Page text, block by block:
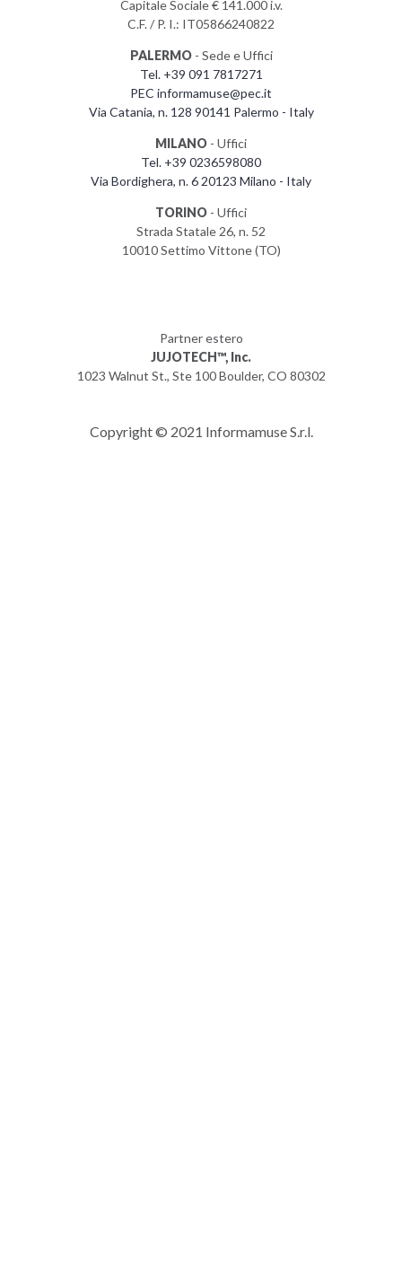
Capitale Sociale € 141.000 i.v.
C.F. / P. I.: IT05866240822
PALERMO- Sede e Uffici
Tel. +39 091 7817271
PEC informamuse@pec.it
Via Catania, n. 128 90141 Palermo - Italy
MILANO - Uffici
Tel. +39 0236598080
Via Bordighera, n. 6 20123 Milano - Italy
TORINO - Uffici
Strada Statale 26, n. 52
10010 Settimo Vittone (TO)
Partner estero
JUJOTECH™, Inc.
1023 Walnut St., Ste 100 Boulder, CO 80302
Copyright © 2021 Informamuse S.r.l.